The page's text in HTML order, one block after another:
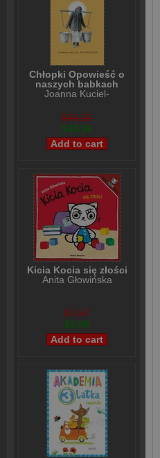
Chłopki Opowieść o
naszych babkach
Joanna Kuciel-
$36,25
$30,36
Kicia Kocia się złości
Anita Głowińska
$7,97
$5,98